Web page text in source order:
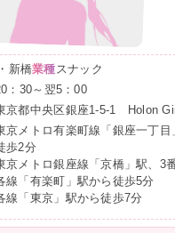
新橋業種 スナック
：30～翌5：00
京都中央区銀座1-5-1 Holon
京メトロ有楽町線「銀座一丁目
歩2分
京メトロ銀座線「京橋」駅、3
線「有楽町」駅から徒歩5分
線「東京」駅から徒歩7分